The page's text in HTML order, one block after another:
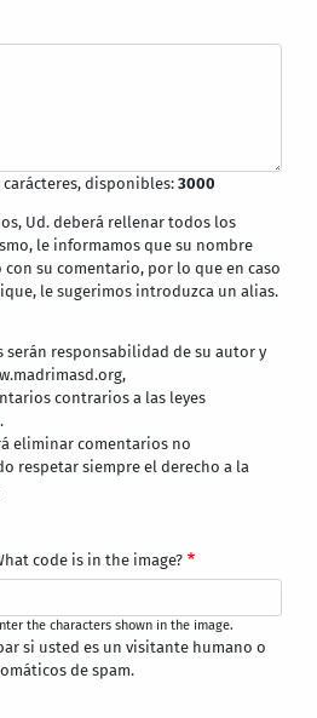
disponibles:3000
Ud. deberá rellenar todos los
le informamos que su nombre
su comentario, por lo que en caso
le sugerimos introduzca un alias.
serán responsabilidad de su autor y
contrarios a las leyes
eliminar comentarios no
respetar siempre el derecho a la
code is in the image?
the characters shown in the image.
si usted es un visitante humano o
de spam.